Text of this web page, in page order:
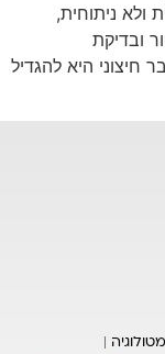
ולא ניתוחית,
ובדיקת
חיצוני היא להגדיל